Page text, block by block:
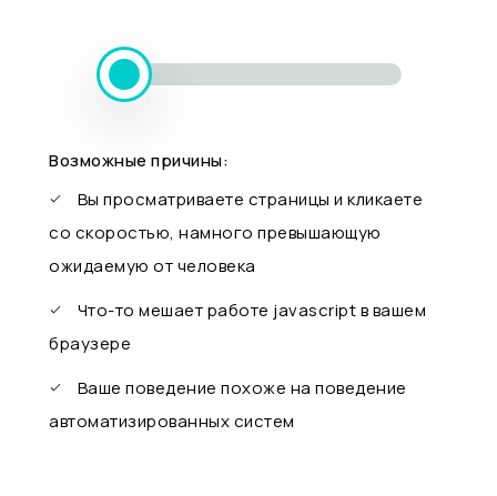
Возможные причины:
Вы просматриваете страницы и кликаете
со скоростью, намного превышающую
ожидаемую от человека
Что-то мешает работе javascript в вашем
браузере
Ваше поведение похоже на поведение
автоматизированных систем